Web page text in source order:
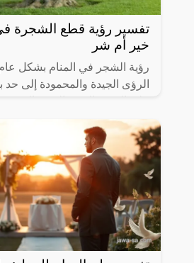
تفسير رؤية قطع الشجرة
خير أم شر
رؤية الشجر في المنام بشكل
الرؤى الجيدة والمحمودة إلى حد
المنام، كما أنها تحمل الكثير من